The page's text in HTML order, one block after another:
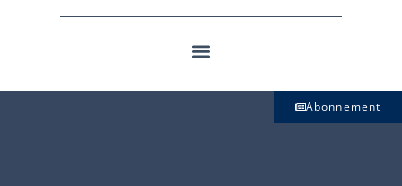
Abonnement